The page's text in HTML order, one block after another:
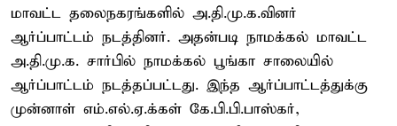
மாவட்ட தலைநகரங்களில் அ.தி.மு.க.வினர்
ஆர்ப்பாட்டம் நடத்தினர். அதன்படி நாமக்கல் மாவட்ட
அ.தி.மு.க. சார்பில் நாமக்கல் பூங்கா சாலையில்
ஆர்ப்பாட்டம் நடத்தப்பட்டது. இந்த ஆர்ப்பாட்டத்துக்கு
முன்னாள் எம்.எல்.ஏ.க்கள் கே.பி.பி.பாஸ்கர்,